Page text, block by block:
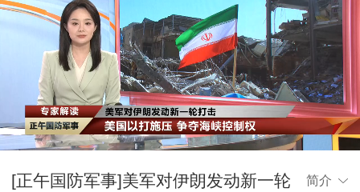
[正午国防军事]美军对伊朗发动新一轮
简介